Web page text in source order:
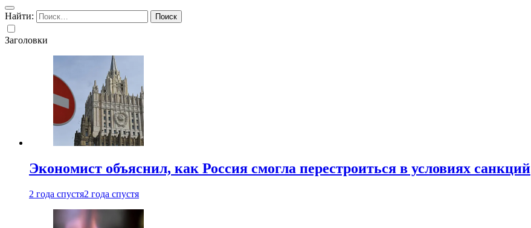
Найти:
Заголовки
Экономист объяснил, как Россия смогла перестроиться в условиях санкций
2 года спустя2 года спустя